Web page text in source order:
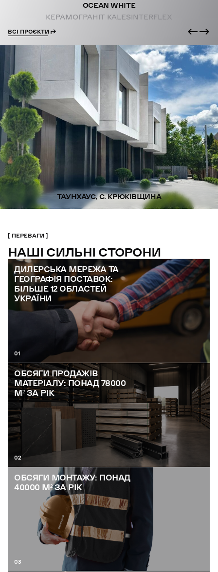
OCEAN WHITE
КЕРАМОГРАНІТ KALESINTERFLEX
ВСІ ПРОЄКТИ
ТАУНХАУС, С. КРЮКІВЩИНА
ПЕРЕВАГИ
НАШІ СИЛЬНІ СТОРОНИ
ДИЛЕРСЬКА МЕРЕЖА ТА
ГЕОГРАФІЯ ПОСТАВОК:
БІЛЬШЕ 12 ОБЛАСТЕЙ
УКРАЇНИ
01
ОБСЯГИ ПРОДАЖІВ
МАТЕРІАЛУ: ПОНАД 78000
М² ЗА РІК
02
ОБСЯГИ МОНТАЖУ: ПОНАД
40000 М² ЗА РІК
03